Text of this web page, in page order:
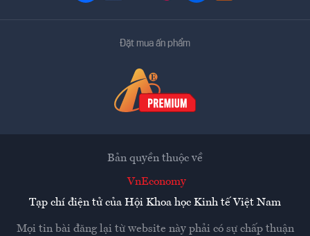
Đặt mua ấn phẩm
Bản quyền thuộc về
VnEconomy
Tạp chí điện tử của Hội Khoa học Kinh tế Việt Nam
Mọi tin bài đăng lại từ website này phải có sự chấp thuận